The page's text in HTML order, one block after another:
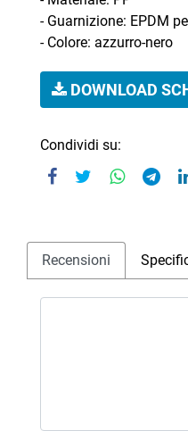
- Guarnizione: EPDM
- Colore: azzurro-nero
DOWNLOAD
Condividi su:
Recensioni